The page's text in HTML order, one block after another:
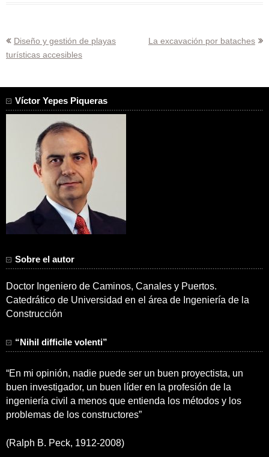
Navegación
de
Diseño y gestión de playas
turísticas accesibles
La excavación por bataches
Víctor Yepes Piqueras
Sobre el autor
Doctor Ingeniero de Caminos, Canales y Puertos.
Catedrático de Universidad en el área de Ingeniería de la
Construcción
“Nihil difficile volenti”
“En mi opinión, nadie puede ser un buen proyectista, un
buen investigador, un buen líder en la profesión de la
ingeniería civil a menos que entienda los métodos y los
problemas de los constructores”
(Ralph B. Peck, 1912-2008)